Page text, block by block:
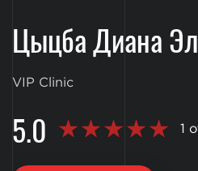
Цыцба Диана
VIP Clinic
5.0 1